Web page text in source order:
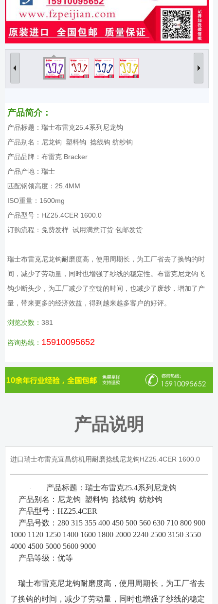
产品简介：
产品标题：瑞士布雷克25.4系列尼龙钩
产品别名：尼龙钩 塑料钩 捻线钩 纺纱钩
产品品牌：布雷克 Bracker
产品产地：瑞士
匹配钢领高度：25.4MM
ISO重量：1600mg
产品型号：HZ25.4CER 1600.0
订购流程：免费发样 试用满意订货 包邮发货
瑞士布雷克尼龙钩耐磨度高，使用周期长，为工厂省去了换钩的时
间，减少了劳动量，同时也增强了纱线的稳定性。布雷克尼龙钩飞
钩少断头少，为工厂减少了空锭的时间，也减少了废纱，增加了产
量，带来更多的经济效益，得到越来越多客户的好评。
浏览次数： 381
咨询热线： 15910095652
产品说明
进口瑞士布雷克宜昌纺机用耐磨捻线尼龙钩HZ25.4CER 1600.0
· 产品标题：瑞士布雷克25.4系列尼龙钩
产品别名： 尼龙钩 塑料钩 捻线钩 纺纱钩
产品型号：HZ25.4CER
产品号数： 280 315 355 400 450 500 560 630 710 800 900
1000 1120 1250 1400 1600 1800 2000 2240 2500 3150 3550
4000 4500 5000 5600 9000
产品等级：优等
瑞士布雷克尼龙钩耐磨度高，使用周期长，为工厂省去
了换钩的时间，减少了劳动量，同时也增强了纱线的稳定